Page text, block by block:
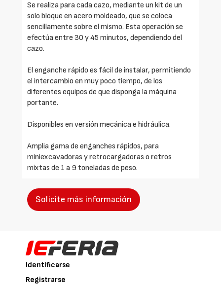
Se realiza para cada cazo, mediante un kit de un
solo bloque en acero moldeado, que se coloca
sencillamente sobre el mismo. Esta operación se
efectúa entre 30 y 45 minutos, dependiendo del
cazo.
El enganche rápido es fácil de instalar, permitiendo
el intercambio en muy poco tiempo, de los
diferentes equipos de que disponga la máquina
portante.
Disponibles en versión mecánica e hidráulica.
Amplia gama de enganches rápidos, para
miniexcavadoras y retrocargadoras o retros
mixtas de 1 a 9 toneladas de peso.
Solicite más información
Identificarse
Registrarse